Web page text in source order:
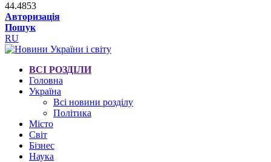
44.4853
Авторизація
Пошук
RU
ВСІ РОЗДІЛИ
Головна
Україна
Всі новини розділу
Політика
Місто
Світ
Бізнес
Наука